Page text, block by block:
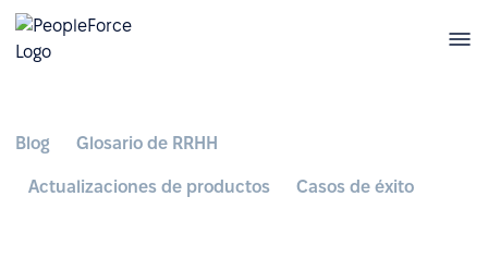
Blog Glosario de RRHH
Actualizaciones de productos Casos de éxito